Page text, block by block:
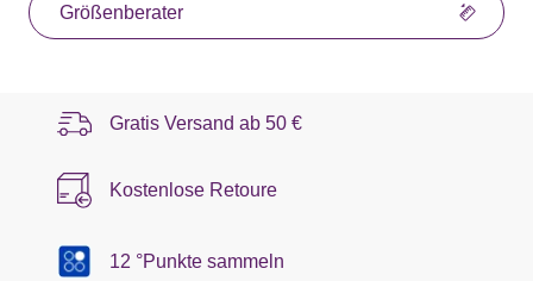
Größenberater
Gratis Versand ab 50 €
Kostenlose Retoure
12 °Punkte sammeln